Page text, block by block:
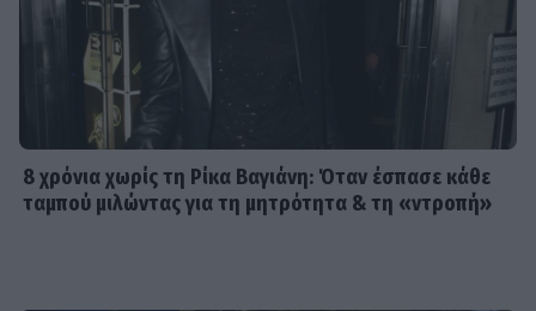
8 χρόνια χωρίς τη Ρίκα Βαγιάνη: Όταν έσπασε κάθε
ταμπού μιλώντας για τη μητρότητα & τη «ντροπή»